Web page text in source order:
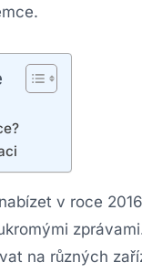
v roce
na různých